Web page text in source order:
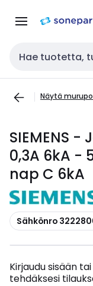
navigointiin
Haku
Näytä
SIEMENS
0,3A 6kA -
nap C 6kA
Kopioi
Sähkönro
Kirjaudu sisään
tehdäksesi